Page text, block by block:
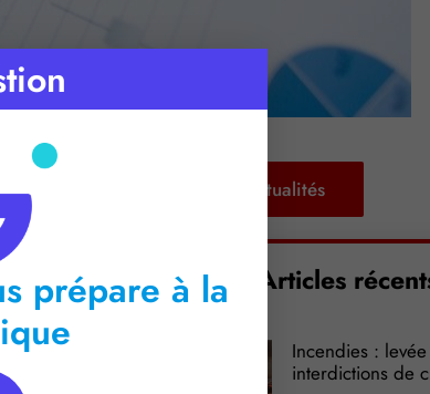
Retour aux actualités
Articles
Incendies :
interdictions de
prépare à la